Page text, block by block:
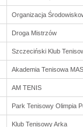
Organizacja
Droga Mistrzów
Szczeciński Klub
Akademia Tenisowa
AM TENIS
Park Tenisowy Olimpia
Klub Tenisowy Arka